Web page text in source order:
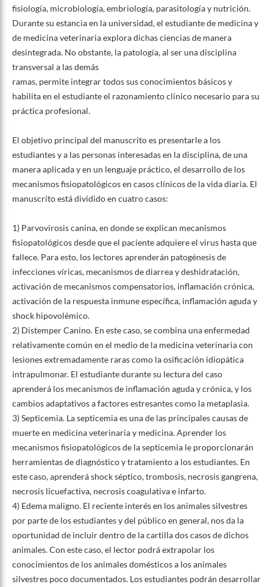
fisiología, microbiología, embriología, parasitología y nutrición.
Durante su estancia en la universidad, el estudiante de medicina y
de medicina veterinaria explora dichas ciencias de manera
desintegrada. No obstante, la patología, al ser una disciplina
transversal a las demás
ramas, permite integrar todos sus conocimientos básicos y
habilita en el estudiante el razonamiento clínico necesario para su
práctica profesional.
El objetivo principal del manuscrito es presentarle a los
estudiantes y a las personas interesadas en la disciplina, de una
manera aplicada y en un lenguaje práctico, el desarrollo de los
mecanismos fisiopatológicos en casos clínicos de la vida diaria. El
manuscrito está dividido en cuatro casos:
1) Parvovirosis canina, en donde se explican mecanismos
fisiopatológicos desde que el paciente adquiere el virus hasta que
fallece. Para esto, los lectores aprenderán patogénesis de
infecciones víricas, mecanismos de diarrea y deshidratación,
activación de mecanismos compensatorios, inflamación crónica,
activación de la respuesta inmune específica, inflamación aguda y
shock hipovolémico.
2) Distemper Canino. En este caso, se combina una enfermedad
relativamente común en el medio de la medicina veterinaria con
lesiones extremadamente raras como la osificación idiopática
intrapulmonar. El estudiante durante su lectura del caso
aprenderá los mecanismos de inflamación aguda y crónica, y los
cambios adaptativos a factores estresantes como la metaplasia.
3) Septicemia. La septicemia es una de las principales causas de
muerte en medicina veterinaria y medicina. Aprender los
mecanismos fisiopatológicos de la septicemia le proporcionarán
herramientas de diagnóstico y tratamiento a los estudiantes. En
este caso, aprenderá shock séptico, trombosis, necrosis gangrena,
necrosis licuefactiva, necrosis coagulativa e infarto.
4) Edema maligno. El reciente interés en los animales silvestres
por parte de los estudiantes y del público en general, nos da la
oportunidad de incluir dentro de la cartilla dos casos de dichos
animales. Con este caso, el lector podrá extrapolar los
conocimientos de los animales domésticos a los animales
silvestres poco documentados. Los estudiantes podrán desarrollar